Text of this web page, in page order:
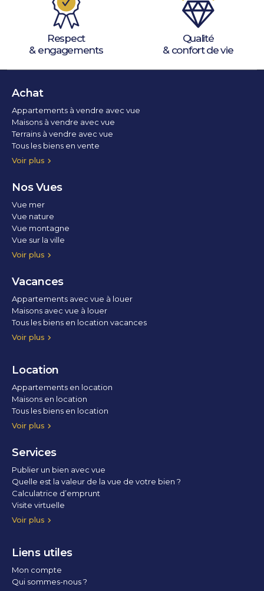
Respect
& engagements
Qualité
& confort de vie
Achat
Voir plus
Appartements à vendre avec vue
Maisons à vendre avec vue
Terrains à vendre avec vue
Tous les biens en vente
Nos Vues
Voir plus
Vue mer
Vue nature
Vue montagne
Vue sur la ville
Vue parc
Vue fleuve
Vue lac
Vue marina / port
Vacances
Voir plus
Appartements avec vue à louer
Maisons avec vue à louer
Tous les biens en location vacances
Location
Voir plus
Appartements en location
Maisons en location
Tous les biens en location
Services
Voir plus
Publier un bien avec vue
Quelle est la valeur de la vue de votre bien ?
Calculatrice d’emprunt
Visite virtuelle
Home staging
Liens utiles
Mon compte
Qui sommes-nous ?